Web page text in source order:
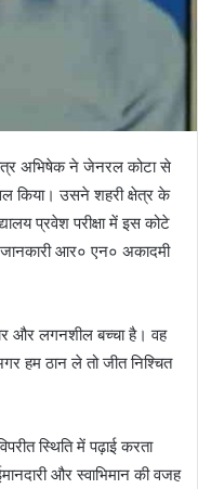
अभिषेक ने जेनरल कोटा से
किया। उसने शहरी क्षेत्र के
प्रवेश परीक्षा में इस कोटे
आर० एन० अकादमी
और लगनशील बच्चा है। वह
हम ठान ले तो जीत निश्चित
स्थिति में पढ़ाई करता
और स्वाभिमान की वजह